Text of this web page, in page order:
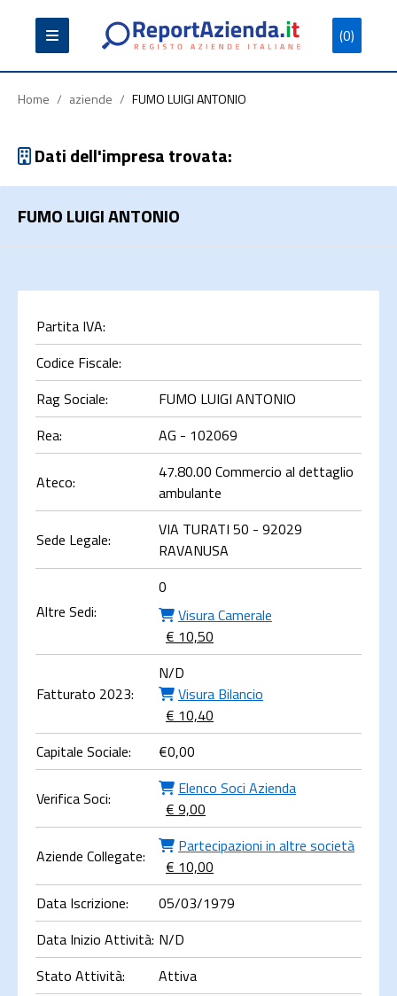
(0)
Partita
Iva
Codice
Fiscale
Ragione
Sociale
Cerca
Home / aziende / FUMO LUIGI ANTONIO
Dati dell'impresa trovata:
FUMO LUIGI ANTONIO
Partita IVA:
Codice Fiscale:
Rag Sociale:
FUMO LUIGI ANTONIO
Rea:
AG - 102069
Ateco:
47.80.00 Commercio al dettaglio
ambulante
Sede Legale:
VIA TURATI 50 - 92029
RAVANUSA
Altre Sedi:
0
Visura Camerale
€ 10,50
Fatturato 2023:
N/D
Visura Bilancio
€ 10,40
Capitale Sociale:
€0,00
Verifica Soci:
Elenco Soci Azienda
€ 9,00
Aziende Collegate:
Partecipazioni in altre società
€ 10,00
Data Iscrizione:
05/03/1979
Data Inizio Attività: N/D
Stato Attività:
Attiva